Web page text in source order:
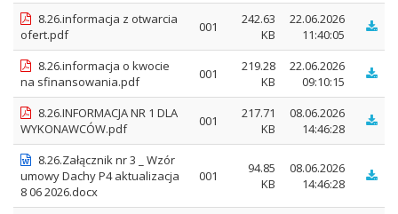
8.26.informacja z otwarcia
ofert.pdf
001
242.63
KB
22.06.2026
11:40:05
8.26.informacja o kwocie
na sfinansowania.pdf
001
219.28
KB
22.06.2026
09:10:15
8.26.INFORMACJA NR 1 DLA
WYKONAWCÓW.pdf
001
217.71
KB
08.06.2026
14:46:28
8.26.Załącznik nr 3 _ Wzór
umowy Dachy P4 aktualizacja
8 06 2026.docx
001
94.85
KB
08.06.2026
14:46:28